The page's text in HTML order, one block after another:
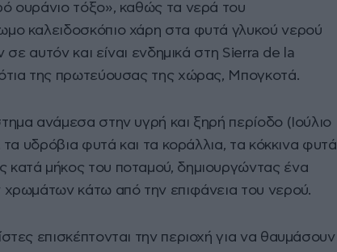
ουράνιο τόξο», καθώς τα νερά του
καλειδοσκόπιο χάρη στα φυτά γλυκού νερού
αυτόν και είναι ενδημικά στη Sierra de la
της πρωτεύουσας της χώρας, Μπογκοτά.
ανάμεσα στην υγρή και ξηρή περίοδο (Ιούλιο
υδρόβια φυτά και τα κοράλλια, τα κόκκινα φυτά
κατά μήκος του ποταμού, δημιουργώντας ένα
χρωμάτων κάτω από την επιφάνεια του νερού.
επισκέπτονται την περιοχή για να θαυμάσουν